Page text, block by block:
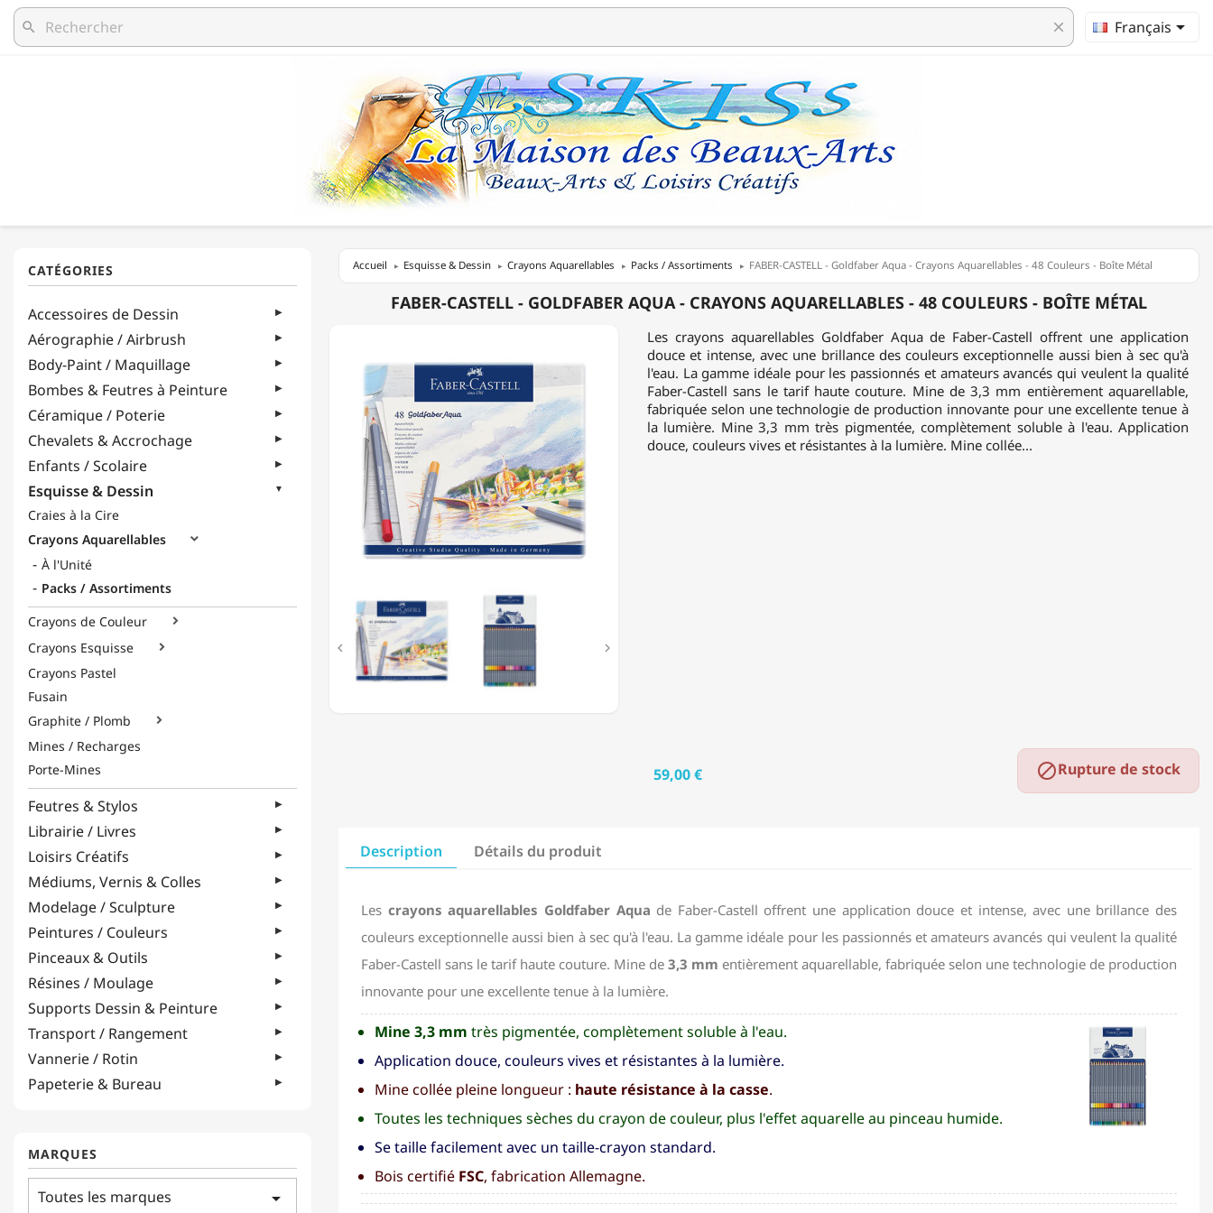
search clear Français
Accessoires de Dessin
Aérographie / Airbrush
Body-Paint / Maquillage
Bombes & Feutres à Peinture
Céramique / Poterie
Chevalets & Accrochage
Enfants / Scolaire
Esquisse & Dessin
Craies à la Cire
Crayons Aquarellables

À l'Unité
Packs / Assortiments
Crayons de Couleur

Crayons Esquisse 
Crayons Pastel
Fusain
Graphite / Plomb

Mines / Recharges
Porte-Mines
Feutres & Stylos
Librairie / Livres
Loisirs Créatifs
Médiums, Vernis & Colles
Modelage / Sculpture
Peintures / Couleurs
Pinceaux & Outils
Résines / Moulage
Supports Dessin & Peinture
Transport / Rangement
Vannerie / Rotin
Papeterie & Bureau
MARQUES
Toutes les marques arrow_drop_down
Accueil Esquisse & Dessin Crayons Aquarellables Packs / Assortiments FABER-CASTELL - Goldfaber Aqua - Crayons Aquarellables - 48 Couleurs - Boîte Métal
FABER-
AQUA
CRAYONS
AQUARELLABLES
COULEURS
BOÎTE
MÉTAL
FABER-CASTELL - GOLDFABER AQUA - CRAYONS AQUARELLABLES - 48 COULEURS - BOÎTE MÉTAL
 
Les crayons aquarellables Goldfaber Aqua de Faber-Castell offrent une application
douce et intense, avec une brillance des couleurs exceptionnelle aussi bien à sec qu'à
l'eau. La gamme idéale pour les passionnés et amateurs avancés qui veulent la qualité
Faber-Castell sans le tarif haute couture. Mine de 3,3 mm entièrement aquarellable,
fabriquée selon une technologie de production innovante pour une excellente tenue à
la lumière. Mine 3,3 mm très pigmentée, complètement soluble à l'eau. Application
douce, couleurs vives et résistantes à la lumière. Mine collée...
59,00 € Rupture de stock
Description Détails du produit
Les crayons aquarellables Goldfaber Aqua de Faber-Castell offrent une application douce et intense, avec une brillance des
couleurs exceptionnelle aussi bien à sec qu'à l'eau. La gamme idéale pour les passionnés et amateurs avancés qui veulent la qualité
Faber-Castell sans le tarif haute couture. Mine de 3,3 mm entièrement aquarellable, fabriquée selon une technologie de production
innovante pour une excellente tenue à la lumière.
Mine 3,3 mm très pigmentée, complètement soluble à l'eau.
Application douce, couleurs vives et résistantes à la lumière.
Mine collée pleine longueur : haute résistance à la casse.
Toutes les techniques sèches du crayon de couleur, plus l'effet aquarelle au pinceau humide.
Se taille facilement avec un taille-crayon standard.
Bois certifié FSC, fabrication Allemagne.